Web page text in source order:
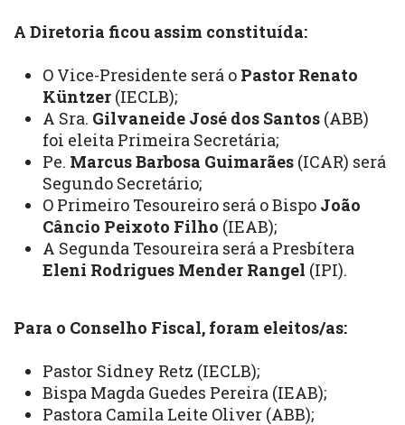
A Diretoria ficou assim constituída:
O Vice-Presidente será o Pastor Renato
Küntzer (IECLB);
A Sra. Gilvaneide José dos Santos (ABB)
foi eleita Primeira Secretária;
Pe. Marcus Barbosa Guimarães (ICAR) será
Segundo Secretário;
O Primeiro Tesoureiro será o Bispo João
Câncio Peixoto Filho (IEAB);
A Segunda Tesoureira será a Presbítera
Eleni Rodrigues Mender Rangel (IPI).
Para o Conselho Fiscal, foram eleitos/as:
Pastor Sidney Retz (IECLB);
Bispa Magda Guedes Pereira (IEAB);
Pastora Camila Leite Oliver (ABB);